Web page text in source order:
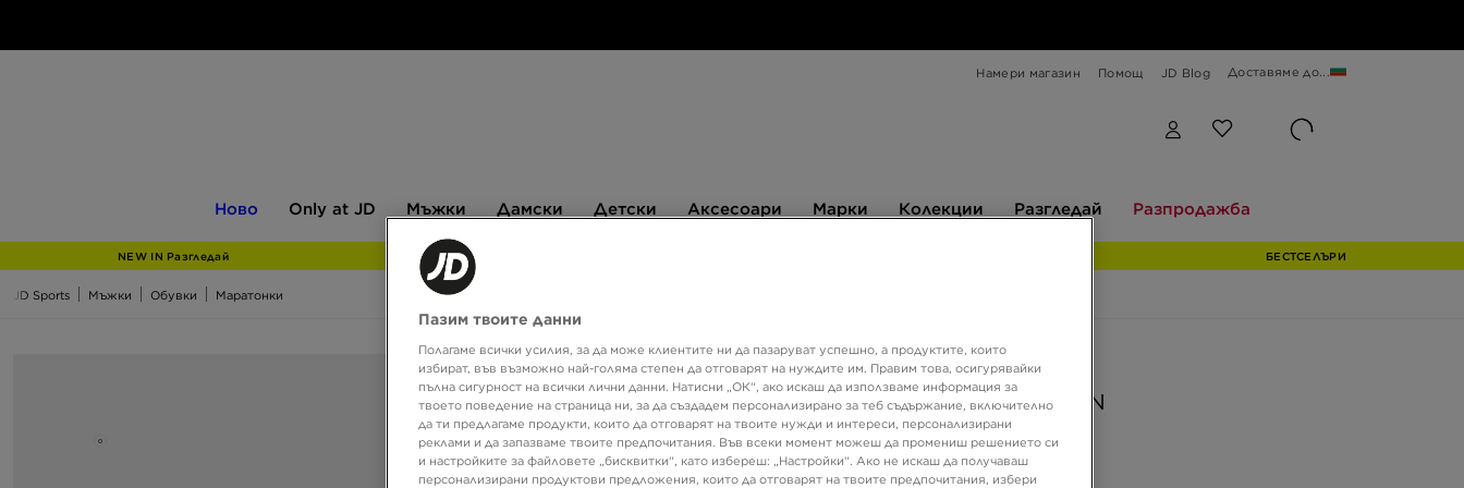
Намери магазин Помощ JD Blog Доставяме до...
Ново
JD
Only at JD Мъжки Дамски Детски Аксесоари Марки Колекции Разгледай Разпродажба
NEW IN Разгледай БЕСТСЕЛЪРИ
JD Sports Мъжки Обувки Маратонки
Супер оферта
NIKE AIR MAX DN
75,99 €
Пазим твоите данни
Полагаме всички усилия, за да може клиентите ни да пазаруват успешно, а продуктите, които
избират, във възможно най-голяма степен да отговарят на нуждите им. Правим това, осигурявайки
пълна сигурност на всички лични данни. Натисни „ОК“, ако искаш да използваме информация за
твоето поведение на страница ни, за да създадем персонализирано за теб съдържание, включително
да ти предлагаме продукти, които да отговарят на твоите нужди и интереси, персонализирани
реклами и да запазваме твоите предпочитания. Във всеки момент можеш да промениш решението си
и настройките за файловете „бисквитки“, като избереш: „Настройки“. Ако не искаш да получаваш
персонализирани продуктови предложения, които да отговарят на твоите предпочитания, избери